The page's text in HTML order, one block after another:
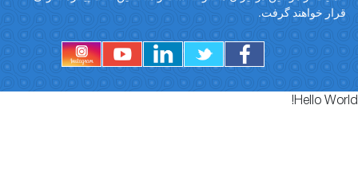
خواهند گرفت.
Hello